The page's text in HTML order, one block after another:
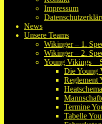
Impressum
News
Unsere Teams
Wikinger – 1.
Wikinger – 2.
Young Vikings –
Die Young
Reglement
Termine
Tabelle